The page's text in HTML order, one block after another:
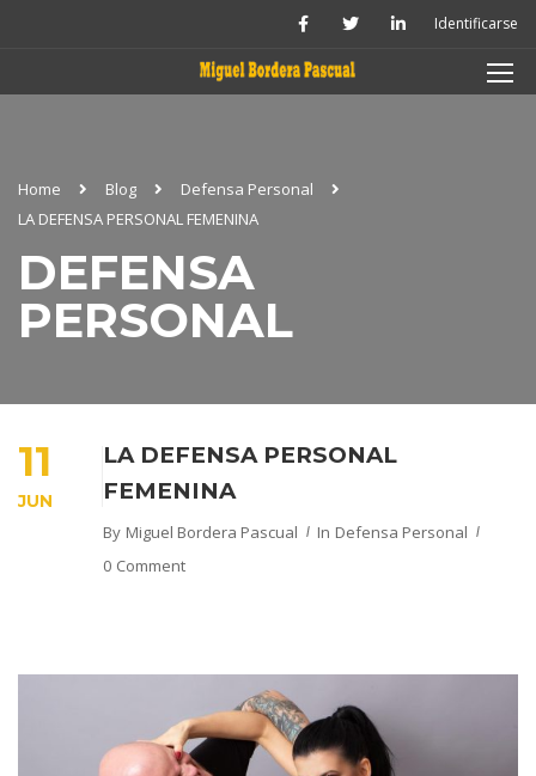
Identificarse
Home Blog
Defensa Personal
LA DEFENSA PERSONAL FEMENINA
DEFENSA
PERSONAL
11
JUN
LA DEFENSA PERSONAL
FEMENINA
By Miguel Bordera Pascual In Defensa Personal
0 Comment